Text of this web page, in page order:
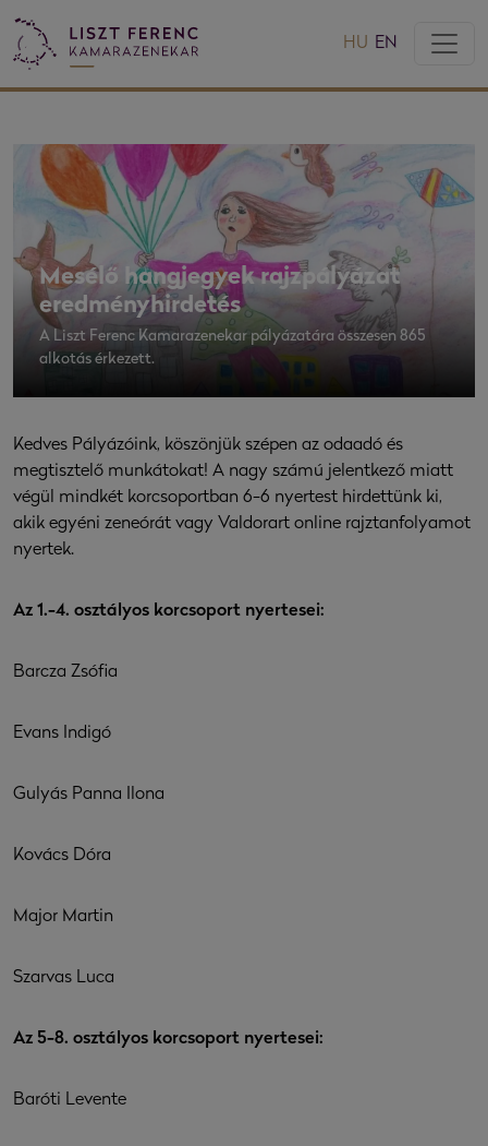
HU EN
Mesélő hangjegyek rajzpályázat
eredményhirdetés
A Liszt Ferenc Kamarazenekar pályázatára összesen 865
alkotás érkezett.
Kedves Pályázóink, köszönjük szépen az odaadó és
megtisztelő munkátokat! A nagy számú jelentkező miatt
végül mindkét korcsoportban 6-6 nyertest hirdettünk ki,
akik egyéni zeneórát vagy Valdorart online rajztanfolyamot
nyertek.
Az 1.-4. osztályos korcsoport nyertesei:
Barcza Zsófia
Evans Indigó
Gulyás Panna Ilona
Kovács Dóra
Major Martin
Szarvas Luca
Az 5-8. osztályos korcsoport nyertesei:
Baróti Levente